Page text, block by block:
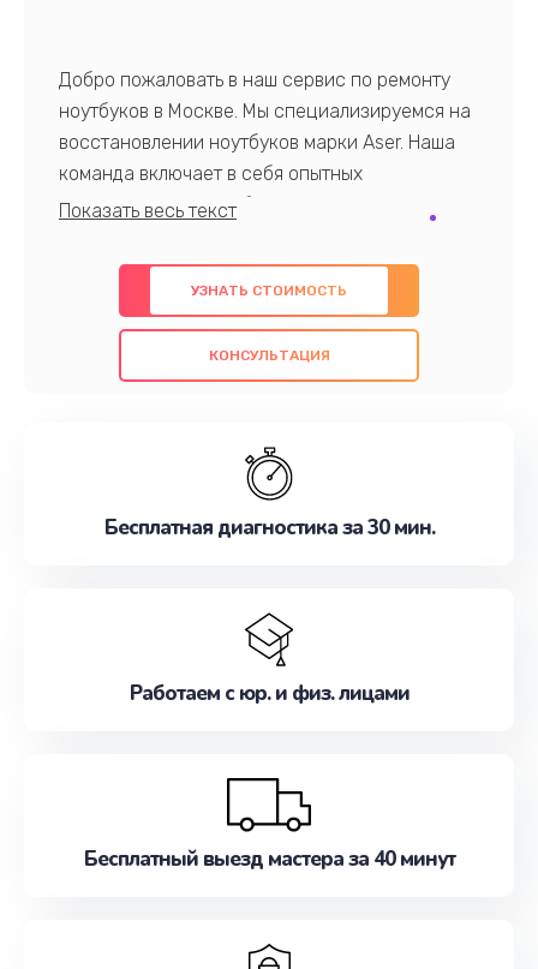
Добро пожаловать в наш сервис по ремонту
ноутбуков в Москве. Мы специализируемся на
восстановлении ноутбуков марки Aser. Наша
команда включает в себя опытных
профессионалов с обширными знаниями и
предлагаем быстрый и качественный ремонт с
использованием оригинальных компонентов, а
также гарантируем качество всех
проведенных работ. Наша цель - предоставить
наилучшим образом. Не медлите записаться на
УЗНАТЬ СТОИМОСТЬ
КОНСУЛЬТАЦИЯ
Бесплатная диагностика за 30 мин.
Работаем с юр. и физ. лицами
Бесплатный выезд мастера за 40 минут